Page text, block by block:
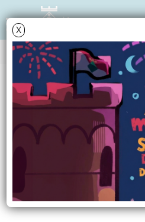
X
NOTÍCIES - ACTUALITAT
El Mercat
Sant
d'activitats
antic